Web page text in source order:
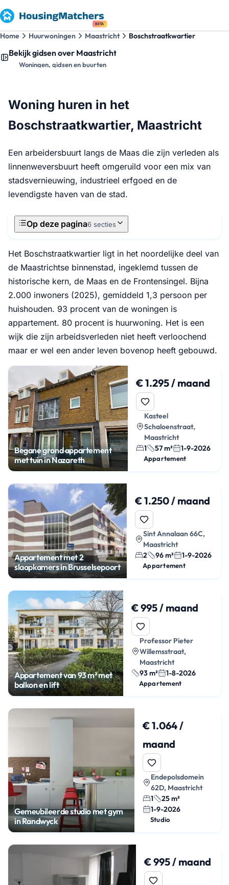
BETA
Home Huurwoningen Maastricht Boschstraatkwartier
Bekijk gidsen over Maastricht
Woningen, gidsen en buurten
Woning huren in het
Boschstraatkwartier, Maastricht
Een arbeidersbuurt langs de Maas die zijn verleden als
linnenweversbuurt heeft omgeruild voor een mix van
stadsvernieuwing, industrieel erfgoed en de
levendigste haven van de stad.
Op deze pagina6 secties
Het Boschstraatkwartier ligt in het noordelijke deel van
de Maastrichtse binnenstad, ingeklemd tussen de
historische kern, de Maas en de Frontensingel. Bijna
2.000 inwoners (2025), gemiddeld 1,3 persoon per
huishouden. 93 procent van de woningen is
appartement. 80 procent is huurwoning. Het is een
wijk die zijn arbeidsverleden niet heeft verloochend
maar er wel een ander leven bovenop heeft gebouwd.
Begane grond appartement
met tuin in Nazareth
€ 1.295 / maand
Kasteel
Schaloenstraat,
Maastricht
1
57 m² 1-9-2026
Appartement
Appartement met 2
slaapkamers in Brusselsepoort
€ 1.250 / maand
Sint Annalaan 66C,
Maastricht
2
96 m² 1-9-2026
Appartement
Appartement van 93 m² met
balkon en lift
€ 995 / maand
Professor Pieter
Willemsstraat,
Maastricht
93 m²
1-8-2026
Appartement
Gemeubileerde studio met gym
in Randwyck
€ 1.064 /
maand
Endepolsdomein
62D, Maastricht
1
25 m²
1-9-2026
Studio
€ 995 / maand